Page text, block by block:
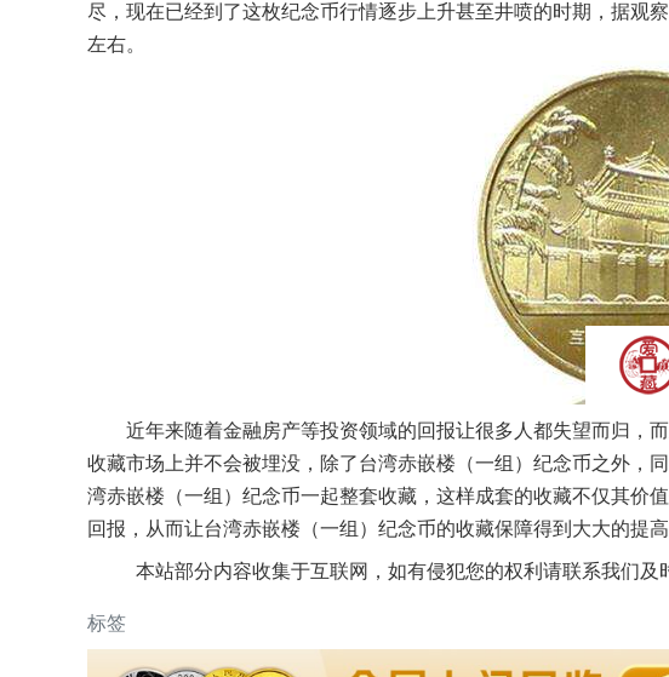
尽，现在已经到了这枚纪念币行情逐步上升甚至井喷的时期，据观
左右。
近年来随着金融房产等投资领域的回报让很多人都失望而归，
收藏市场上并不会被埋没，除了台湾赤嵌楼（一组）纪念币之外，
湾赤嵌楼（一组）纪念币一起整套收藏，这样成套的收藏不仅其价
回报，从而让台湾赤嵌楼（一组）纪念币的收藏保障得到大大的提高
本站部分内容收集于互联网，如有侵犯您的权利请联系我们及
标签